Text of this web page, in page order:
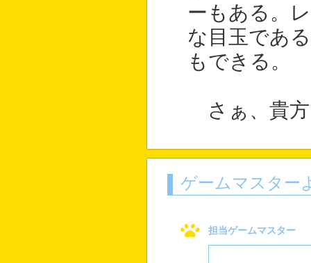
ーもある。
な目玉であ
もできる。
さぁ、貴
ゲームマスター
担当ゲームマスター